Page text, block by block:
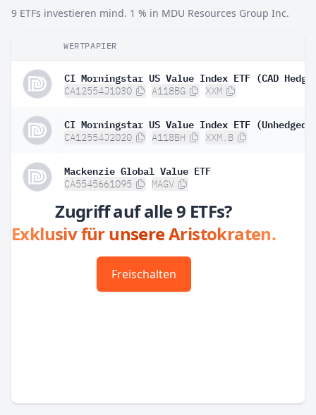
9 ETFs investieren mind. 1 % in MDU Resources Group Inc.
WERTPAPIER
CA12554J1030 A118BG XXM
CA12554J2020 A118BH XXM.B
Mackenzie Global Value ETF
CA5545661095 MAGV
Zugriff auf alle 9 ETFs?
Exklusiv für unsere Aristokraten.
Freischalten